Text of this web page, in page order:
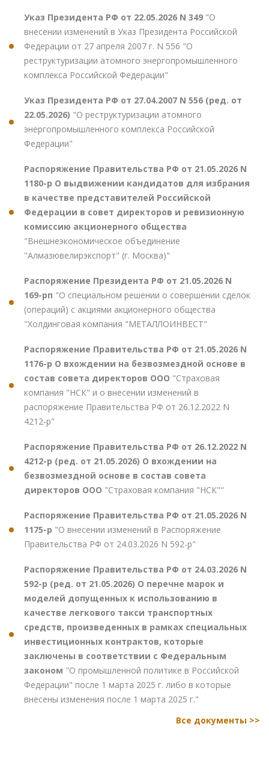
Указ Президента РФ от 22.05.2026 N 349 "О
внесении изменений в Указ Президента Российской
Федерации от 27 апреля 2007 г. N 556 "О
реструктуризации атомного энергопромышленного
комплекса Российской Федерации"
Указ Президента РФ от 27.04.2007 N 556 (ред. от
22.05.2026) "О реструктуризации атомного
энергопромышленного комплекса Российской
Федерации"
Распоряжение Правительства РФ от 21.05.2026 N
1180-р О выдвижении кандидатов для избрания
в качестве представителей Российской
Федерации в совет директоров и ревизионную
комиссию акционерного общества
"Внешнеэкономическое объединение
"Алмазювелирэкспорт" (г. Москва)"
Распоряжение Президента РФ от 21.05.2026 N
169-рп "О специальном решении о совершении сделок
(операций) с акциями акционерного общества
"Холдинговая компания "МЕТАЛЛОИНВЕСТ"
Распоряжение Правительства РФ от 21.05.2026 N
1176-р О вхождении на безвозмездной основе в
состав совета директоров ООО "Страховая
компания "НСК" и о внесении изменений в
распоряжение Правительства РФ от 26.12.2022 N
4212-р"
Распоряжение Правительства РФ от 26.12.2022 N
4212-р (ред. от 21.05.2026) О вхождении на
безвозмездной основе в состав совета
директоров ООО "Страховая компания "НСК""
Распоряжение Правительства РФ от 21.05.2026 N
1175-р "О внесении изменений в Распоряжение
Правительства РФ от 24.03.2026 N 592-р"
Распоряжение Правительства РФ от 24.03.2026 N
592-р (ред. от 21.05.2026) О перечне марок и
моделей допущенных к использованию в
качестве легкового такси транспортных
средств, произведенных в рамках специальных
инвестиционных контрактов, которые
заключены в соответствии с Федеральным
законом "О промышленной политике в Российской
Федерации" после 1 марта 2025 г. либо в которые
внесены изменения после 1 марта 2025 г."
Все документы >>